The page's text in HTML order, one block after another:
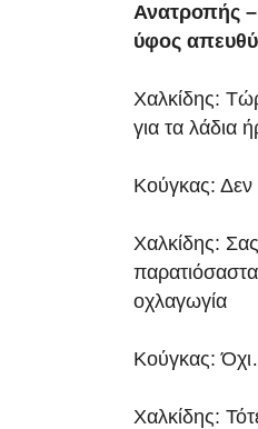
Ανατροπής –
ύφος
Χαλκίδης:
για τα λάδια
Κούγκας:
Χαλκίδης:
οχλαγωγία
Κούγκας:
Χαλκίδης: